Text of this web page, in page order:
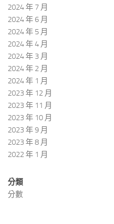
2024 年 7 月
2024 年 6 月
2024 年 5 月
2024 年 4 月
2024 年 3 月
2024 年 2 月
2024 年 1 月
2023 年 12 月
2023 年 11 月
2023 年 10 月
2023 年 9 月
2023 年 8 月
2022 年 1 月
分類
分數